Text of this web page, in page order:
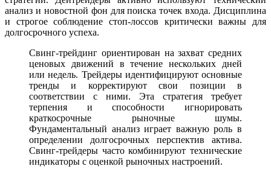
анализ и новостной фон для поиска точек входа. Дисциплина
и строгое соблюдение стоп-лоссов критически важны для
долгосрочного успеха.
Свинг-трейдинг ориентирован на захват средних
ценовых движений в течение нескольких дней
или недель. Трейдеры идентифицируют основные
тренды и корректируют свои позиции в
соответствии с ними. Эта стратегия требует
терпения и способности игнорировать
краткосрочные рыночные шумы.
Фундаментальный анализ играет важную роль в
определении долгосрочных перспектив актива.
Свинг-трейдеры часто комбинируют технические
индикаторы с оценкой рыночных настроений.